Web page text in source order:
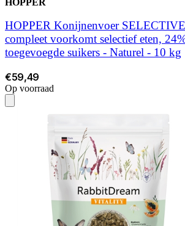
HOPPER Konijnenvoer
compleet voorkomt selectief eten,
toegevoegde suikers - Naturel - 10 kg
€59,49
Op voorraad